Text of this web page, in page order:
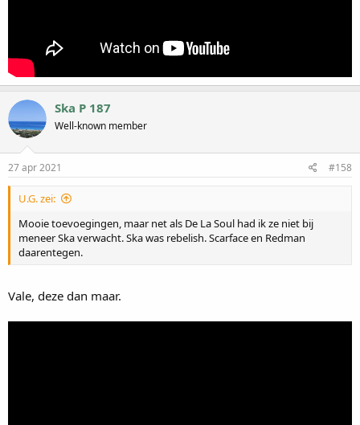
Ska P 187
Well-known member
27 apr 2021 #158
U.G. zei:
Mooie toevoegingen, maar net als De La Soul had ik ze niet bij
meneer Ska verwacht. Ska was rebelish. Scarface en Redman
daarentegen.
Vale, deze dan maar.